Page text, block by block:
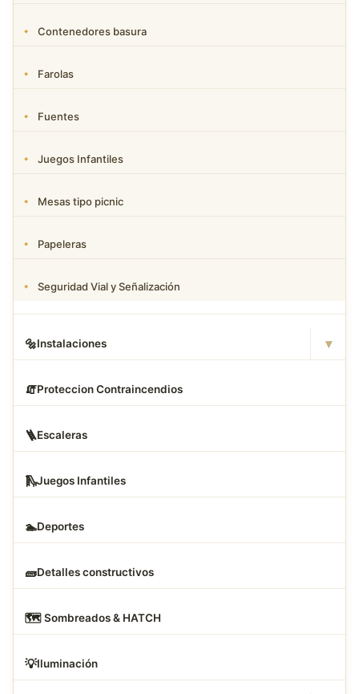
Contenedores basura
Farolas
Fuentes
Juegos Infantiles
Mesas tipo picnic
Papeleras
Seguridad Vial y Señalización
🔩Instalaciones ▾
🧯Proteccion Contraincendios
🪜Escaleras
🛝Juegos Infantiles
🏊Deportes
🧱Detalles constructivos
🗺️ Sombreados & HATCH
💡Iluminación